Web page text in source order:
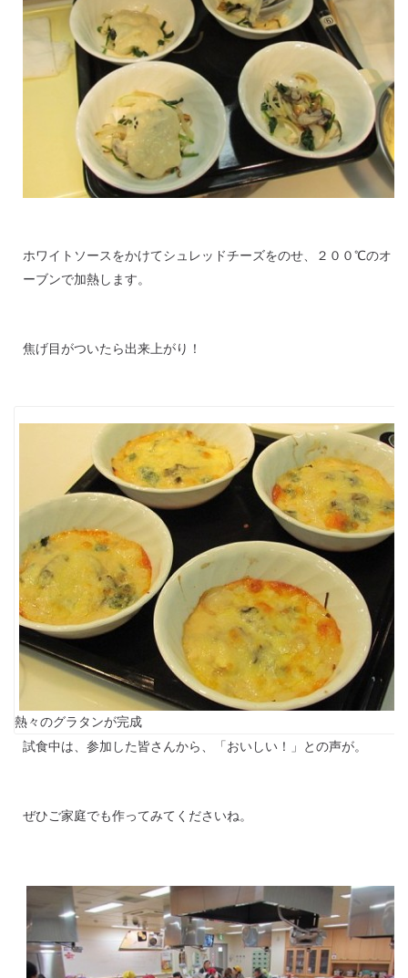
ホワイトソースをかけてシュレッドチーズをのせ、２００℃のオ
ーブンで加熱します。
焦げ目がついたら出来上がり！
熱々のグラタンが完成
試食中は、参加した皆さんから、「おいしい！」との声が。
ぜひご家庭でも作ってみてくださいね。